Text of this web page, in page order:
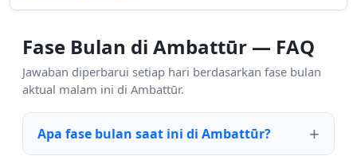
Fase Bulan di Ambattūr — FAQ
Jawaban diperbarui setiap hari berdasarkan fase bulan
aktual malam ini di Ambattūr.
Apa fase bulan saat ini di Ambattūr?